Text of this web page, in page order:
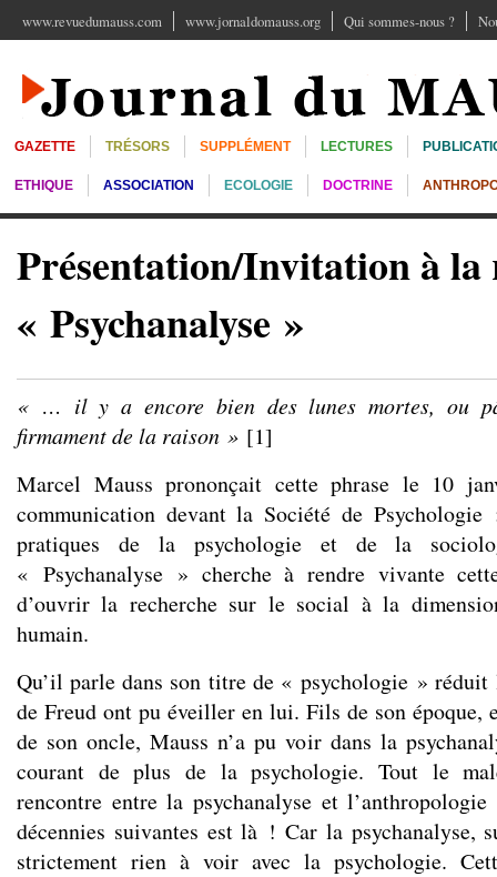
www.revuedumauss.com www.jornaldomauss.org Qui sommes-nous ?
GAZETTE TRÉSORS SUPPLÉMENT LECTURES
ETHIQUE ASSOCIATION ECOLOGIE DOCTRINE
Présentation/Invitation à
« Psychanalyse »
« … il y a encore bien des lunes mortes, ou
firmament de la raison » [1]
Marcel Mauss prononçait cette phrase le 10
communication devant la Société de
pratiques de la psychologie et de la
« Psychanalyse » cherche à rendre vivante
d’ouvrir la recherche sur le social à la
humain.
Qu’il parle dans son titre de « psychologie » réduit
de Freud ont pu éveiller en lui. Fils de son époque,
de son oncle, Mauss n’a pu voir dans la
courant de plus de la psychologie. Tout le
rencontre entre la psychanalyse et l’anthropologie
décennies suivantes est là ! Car la psychanalyse,
strictement rien à voir avec la psychologie.